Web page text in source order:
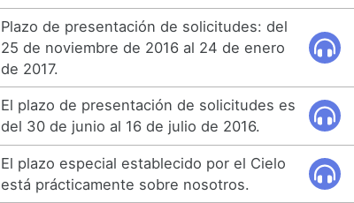
Plazo de presentación de solicitudes: del
25 de noviembre de 2016 al 24 de enero
de 2017.
El plazo de presentación de solicitudes es
del 30 de junio al 16 de julio de 2016.
El plazo especial establecido por el Cielo
está prácticamente sobre nosotros.